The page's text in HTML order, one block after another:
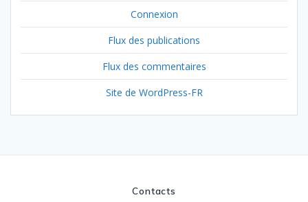
Connexion
Flux des publications
Flux des commentaires
Site de WordPress-FR
Contacts